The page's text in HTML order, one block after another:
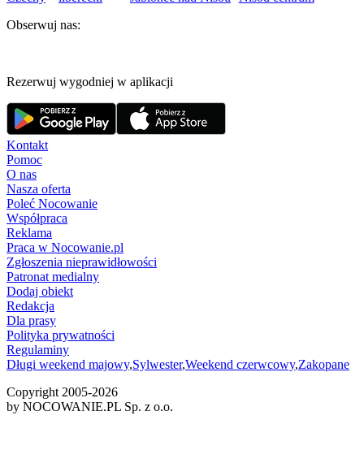
Obserwuj nas:
Rezerwuj wygodniej w aplikacji
Kontakt
Pomoc
O nas
Nasza oferta
Poleć Nocowanie
Współpraca
Reklama
Praca w Nocowanie.pl
Zgłoszenia nieprawidłowości
Patronat medialny
Dodaj obiekt
Redakcja
Dla prasy
Polityka prywatności
Regulaminy
Długi weekend majowy,Sylwester,Weekend czerwcowy,Zakopane
Copyright 2005-2026
by NOCOWANIE.PL Sp. z o.o.